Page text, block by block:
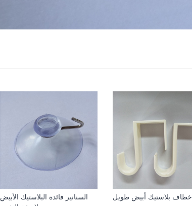
السنانير فائدة البلاستيك الأبيض
خطاف بلاستيك أبيض طويل